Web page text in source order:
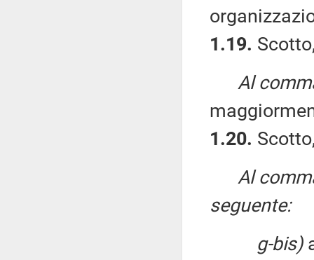
1.19.
Al
1.20.
Al
seguente:
g-bis)